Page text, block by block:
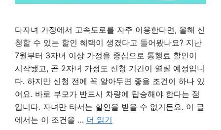
다자녀 가정에서 고속도로를 자주 이용한다면, 올해 신
청할 수 있는 할인 혜택이 생겼다고 들어봤나요? 지난
7월부터 3자녀 이상 가정을 중심으로 통행료 할인이
시작됐고, 곧 2자녀 가정도 신청 기간이 열릴 예정입니
다. 하지만 신청 전에 꼭 알아두면 좋을 조건이 하나 있
어요. 바로 부모가 반드시 차량에 탑승해야 한다는 점
입니다. 자녀만 타서는 할인을 받을 수 없거든요. 이 글
에서는 이 조건을 … 더 읽기